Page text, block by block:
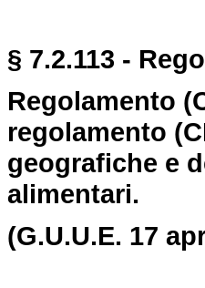
§ 7.2.113 -
Regolamento
regolamento
geografiche e
alimentari.
(G.U.U.E. 17